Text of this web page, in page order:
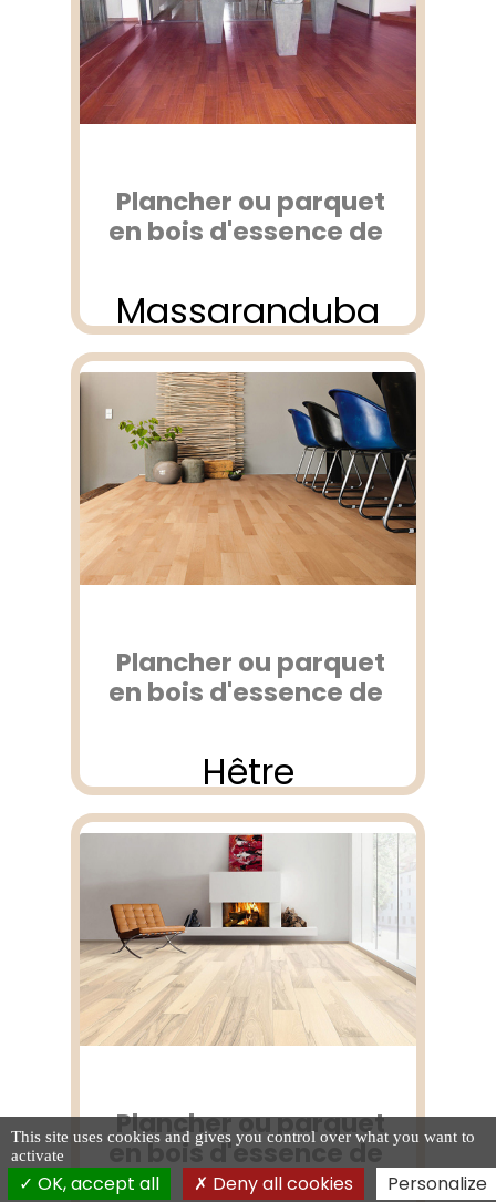
Plancher ou parquet
en bois d'essence de
Massaranduba
Plancher ou parquet
en bois d'essence de
Hêtre
Plancher ou parquet
en bois d'essence de
This site uses cookies and gives you control over what you want to
activate
OK, accept all Deny all cookies Personalize